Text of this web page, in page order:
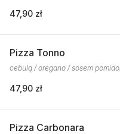
47,90 zł
Pizza Tonno
cebulą / oregano / sosem
47,90 zł
Pizza Carbonara